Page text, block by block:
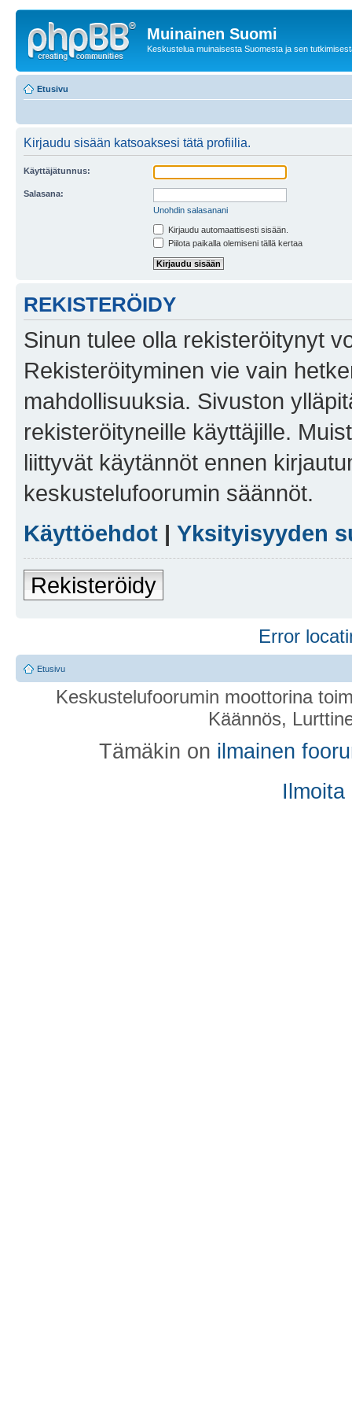
Muinainen Suomi
Keskustelua muinaisesta Suomesta ja sen
Etusivu
Kirjaudu sisään katsoaksesi tätä profiilia.
Käyttäjätunnus:
Salasana:
Unohdin salasanani
Kirjaudu automaattisesti sisään.
Piilota paikalla olemiseni tällä kertaa
REKISTERÖIDY
Sinun tulee olla rekisteröitynyt
Rekisteröityminen vie vain
mahdollisuuksia. Sivuston
rekisteröityneille käyttäjille.
liittyvät käytännöt ennen
keskustelufoorumin säännöt.
Käyttöehdot | Yksityisyyden
Rekisteröidy
Error
Etusivu
Keskustelufoorumin moottorina
Käännös,
Tämäkin on ilmainen